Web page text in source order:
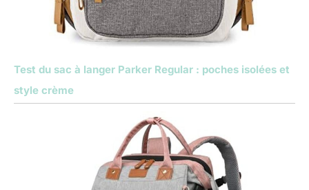
Test du sac à langer Parker Regular : poches isolées et
style crème